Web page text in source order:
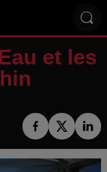
et les